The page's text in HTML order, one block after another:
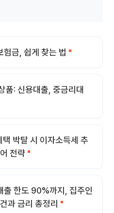
험금, 쉽게 찾는 법
품: 신용대출, 중금리대
박탈 시 이자소득세 추
전략
출 한도 90%까지, 집주인
과 금리 총정리